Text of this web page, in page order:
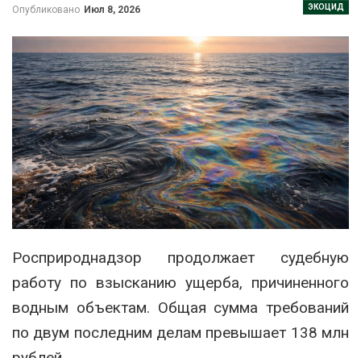
ЭКОЦИД
Опубликовано Июл 8, 2026
Росприроднадзор продолжает судебную
работу по взысканию ущерба, причиненного
водным объектам. Общая сумма требований
по двум последним делам превышает 138 млн